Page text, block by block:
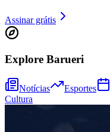
Assinar grátis
Explore Barueri
Notícias Esportes
Cultura